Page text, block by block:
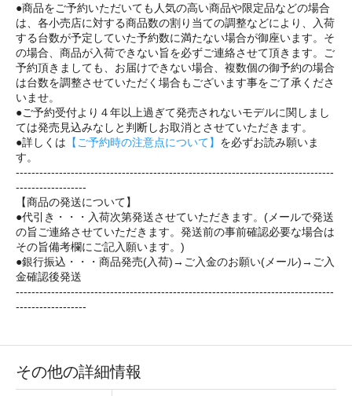
●商品をご予約いただいても人気の高い商品や限定品などの場合
は、各小売店に対する商品数の割り当ての調整などにより、入荷
する台数が予定していた予約数に満たない場合が御座います。そ
の場合、商品が入荷できない旨を必ずご連絡させて頂きます。ご
予約頂きましても、お届けできない場合、複数個の御予約の場合
は台数を調整させていただく場合もございます事をご了承くださ
いませ。
●ご予約受付より４年以上過ぎて発売されないモデルに関しまし
ては発売見込みなしと判断しお取消とさせていただきます。
●詳しくは 【ご予約時の注意点について】 を必ずお読み願いま
す。
---------------------------------------------------------------------------------
------------------
【商品の発送について】
●代引き・・・入荷次第発送させていただきます。(メールで発送
の旨ご連絡させていただきます。発送前の事前確認必要な場合は
その旨備考欄にご記入願います。)
●銀行振込・・・商品発売(入荷)→ご入金のお願い(メール)→ご入
金確認後発送
---------------------------------------------------------------------------------
------------------
その他の詳細情報